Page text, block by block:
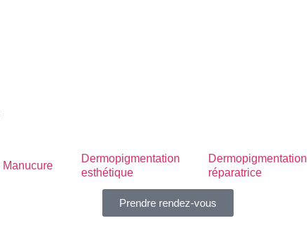
Manucure
Dermopigmentation
esthétique
Dermopigmentation
réparatrice
Prendre rendez-vous